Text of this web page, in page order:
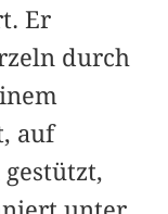
Er
durch
auf